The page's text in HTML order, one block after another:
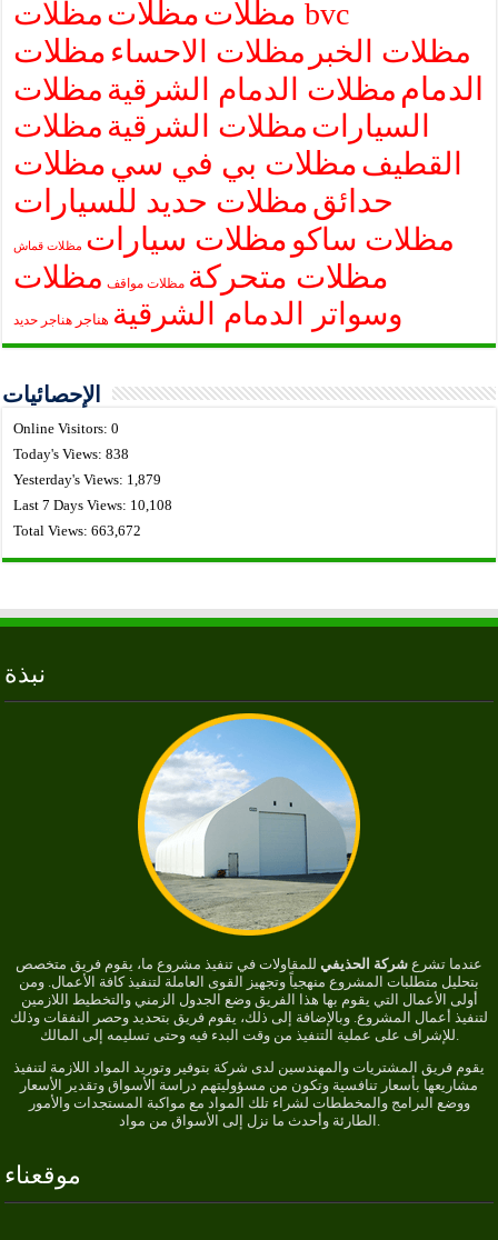
مظلاتمظلات
مظلات bvc
مظلات الخبر مظلات الاحساء مظلات
الدمام مظلات الدمام الشرقية مظلات
السياراتمظلات الشرقية مظلات
القطيفمظلات بي في سيمظلات
حدائقمظلات حديد للسيارات
مظلات ساكو مظلات سيارات مظلات قماش
مظلات متحركة مظلات مواقف مظلات
وسواتر الدمام الشرقية هناجر هناجر حديد
الإحصائيات
Online Visitors:0
Today's Views:838
Yesterday's Views: 1,879
Last 7 Days Views: 10,108
Total Views:663,672
نبذة
عندما تشرع شركة الحذيفي للمقاولات في تنفيذ مشروع ما، يقوم فريق متخصص
بتحليل متطلبات المشروع منهجياً وتجهيز القوى العاملة لتنفيذ كافة الأعمال. ومن
أولى الأعمال التي يقوم بها هذا الفريق وضع الجدول الزمني والتخطيط اللازمين
لتنفيذ أعمال المشروع. وبالإضافة إلى ذلك، يقوم فريق بتحديد وحصر النفقات وذلك
للإشراف على عملية التنفيذ من وقت البدء فيه وحتى تسليمه إلى المالك.
يقوم فريق المشتريات والمهندسين لدى شركة بتوفير وتوريد المواد اللازمة لتنفيذ
مشاريعها بأسعار تنافسية وتكون من مسؤوليتهم دراسة الأسواق وتقدير الأسعار
ووضع البرامج والمخططات لشراء تلك المواد مع مواكبة المستجدات والأمور
الطارئة وأحدث ما نزل إلى الأسواق من مواد.
موقعناء